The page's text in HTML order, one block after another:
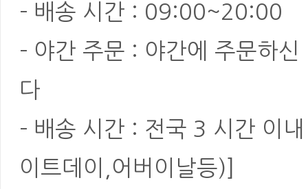
- 배송 시간 : 09:00~20:00
- 야간 주문 : 야간에 주문하
다
- 배송 시간 : 전국 3 시간 이
이트데이,어버이날등)]